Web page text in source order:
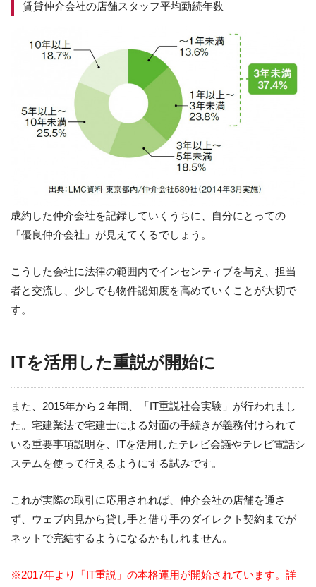
賃貸仲介会社の店舗スタッフ平均勤続年数
成約した仲介会社を記録していくうちに、自分にとっての
「優良仲介会社」が見えてくるでしょう。
こうした会社に法律の範囲内でインセンティブを与え、担当
者と交流し、少しでも物件認知度を高めていくことが大切で
す。
ITを活用した重説が開始に
また、2015年から２年間、「IT重説社会実験」が行われまし
た。宅建業法で宅建士による対面の手続きが義務付けられて
いる重要事項説明を、ITを活用したテレビ会議やテレビ電話シ
ステムを使って行えるようにする試みです。
これが実際の取引に応用されれば、仲介会社の店舗を通さ
ず、ウェブ内見から貸し手と借り手のダイレクト契約までが
ネットで完結するようになるかもしれません。
※2017年より「IT重説」の本格運用が開始されています。詳